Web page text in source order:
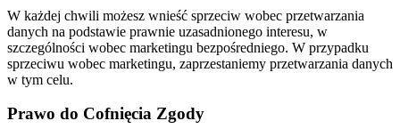
W każdej chwili możesz wnieść sprzeciw wobec przetwarzania
danych na podstawie prawnie uzasadnionego interesu, w
szczególności wobec marketingu bezpośredniego. W przypadku
sprzeciwu wobec marketingu, zaprzestaniemy przetwarzania danych
w tym celu.
Prawo do Cofnięcia Zgody